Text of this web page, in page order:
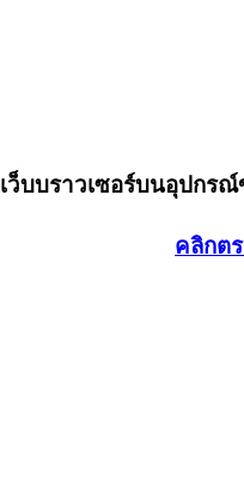
เว็บบราวเซอร์บนอุปกร
คลิกต